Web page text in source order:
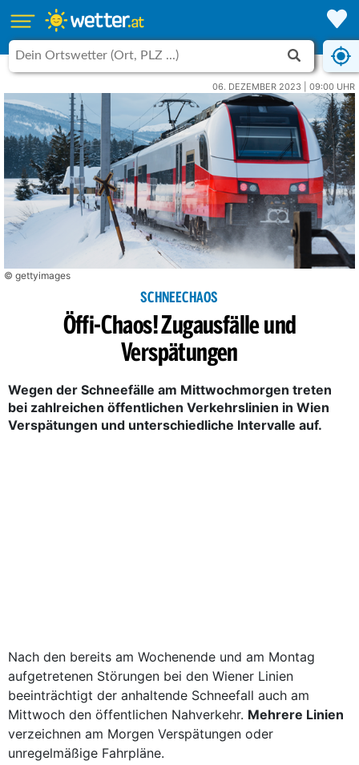
06. DEZEMBER 2023 | 09:00 UHR
© gettyimages
SCHNEECHAOS
Öffi-Chaos! Zugausfälle und
Verspätungen
Wegen der Schneefälle am Mittwochmorgen treten
bei zahlreichen öffentlichen Verkehrslinien in Wien
Verspätungen und unterschiedliche Intervalle auf.
Nach den bereits am Wochenende und am Montag
aufgetretenen Störungen bei den Wiener Linien
beeinträchtigt der anhaltende Schneefall auch am
Mittwoch den öffentlichen Nahverkehr. Mehrere Linien
verzeichnen am Morgen Verspätungen oder
unregelmäßige Fahrpläne.